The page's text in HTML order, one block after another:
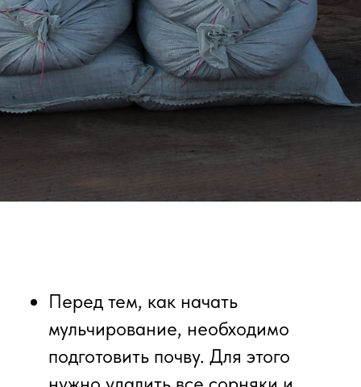
Перед тем, как начать
мульчирование, необходимо
подготовить почву. Для этого